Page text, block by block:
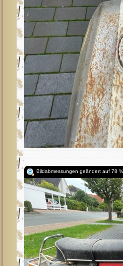
Bildabmessungen geändert auf 78